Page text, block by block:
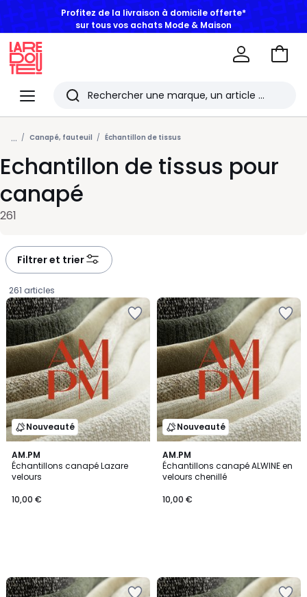
BONS PLANS | Jusqu'à -50% dès 2 articles*
Menu
Redoute
Rechercher
Les
derniers
articles
consultés
Aller
... Canapé, fauteuil Échantillon de tissus
Echantillon de tissus pour
canapé
261
Filtrer et trier
261 articles
Nouveauté
AM.PM
Échantillons canapé Lazare
velours
€.
10,00 €
Nouveauté
AM.PM
Échantillons canapé ALWINE en
velours chenillé
10,00 €